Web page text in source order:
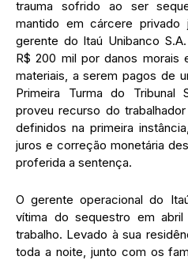
trauma sofrido ao ser
mantido em cárcere privado
gerente do Itaú Unibanco
R$ 200 mil por danos
materiais, a serem pagos de
Primeira Turma do Tribunal
proveu recurso do
definidos na primeira
juros e correção monetária
proferida a sentença.
O gerente operacional do
vítima do sequestro em
trabalho. Levado à sua
toda a noite, junto com os